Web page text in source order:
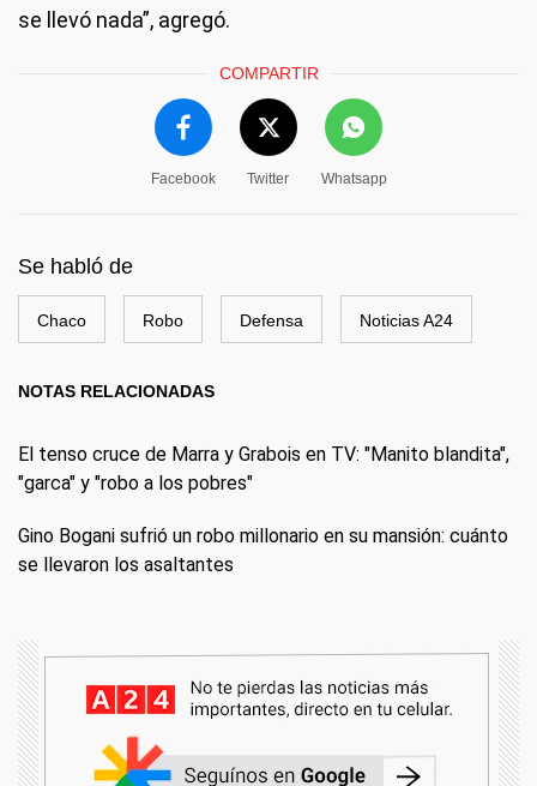
se llevó nada”, agregó.
COMPARTIR
Facebook Twitter Whatsapp
Se habló de
Chaco Robo Defensa Noticias A24
NOTAS RELACIONADAS
El tenso cruce de Marra y Grabois en TV: "Manito blandita",
"garca" y "robo a los pobres"
Gino Bogani sufrió un robo millonario en su mansión: cuánto
se llevaron los asaltantes